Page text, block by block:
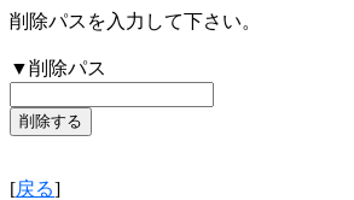
削除パスを入力して下さい。
▼削除パス
[戻る]